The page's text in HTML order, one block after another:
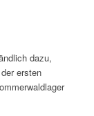
dazu,
ersten